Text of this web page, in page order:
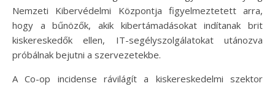
Nemzeti Kibervédelmi Központja figyelmeztetett arra,
hogy a bűnözők, akik kibertámadásokat indítanak brit
kiskereskedők ellen, IT-segélyszolgálatokat utánozva
próbálnak bejutni a szervezetekbe.
A Co-op incidense rávilágít a kiskereskedelmi szektor